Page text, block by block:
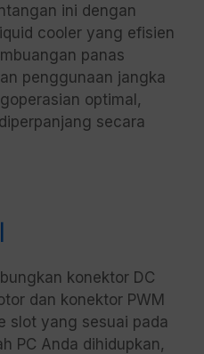
ini dengan
cooler yang efisien
panas
penggunaan jangka
optimal,
secara
konektor DC
dan konektor PWM
slot yang sesuai pada
PC Anda dihidupkan,